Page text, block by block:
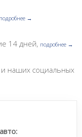
подробнее →
14 дней, подробнее →
наших социальных